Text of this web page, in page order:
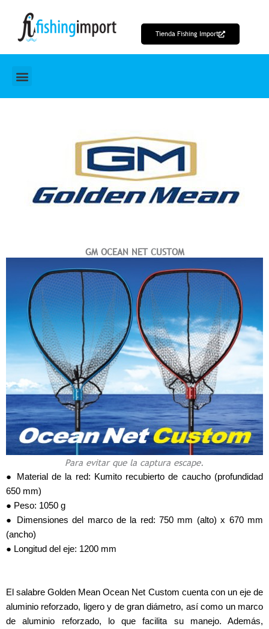
contenido
Tienda Fishing Import
GM OCEAN NET CUSTOM
Para evitar que la captura escape.
● Material de la red: Kumito recubierto de caucho (profundidad
650 mm)
● Peso: 1050 g
● Dimensiones del marco de la red: 750 mm (alto) x 670 mm
(ancho)
● Longitud del eje: 1200 mm
El salabre Golden Mean Ocean Net Custom cuenta con un eje de
aluminio reforzado, ligero y de gran diámetro, así como un marco
de aluminio reforzado, lo que facilita su manejo. Además,